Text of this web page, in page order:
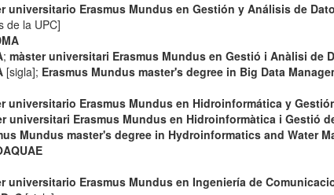
universitario Erasmus Mundus en Gestión y Análisis de
de la UPC]
;màster universitari Erasmus Mundus en Gestió i Anàlisi de
[sigla]; Erasmus Mundus master's degree in Big Data
universitario Erasmus Mundus en Hidroinformática y
universitari Erasmus Mundus en Hidroinformàtica i Gestió
Mundus master's degree in Hydroinformatics and Water
universitario Erasmus Mundus en Ingeniería de